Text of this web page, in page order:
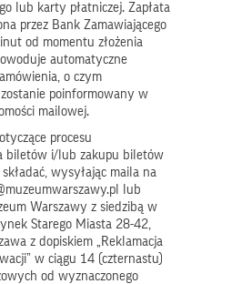
lub karty płatniczej. Zapłata
przez Bank Zamawiającego
od momentu złożenia
automatyczne
o czym
poinformowany w
mailowej.
procesu
biletów i/lub zakupu biletów
wysyłając maila na
lub
Warszawy z siedzibą w
Starego Miasta 28-42,
z dopiskiem „Reklamacja
w ciągu 14 (czternastu)
od wyznaczonego